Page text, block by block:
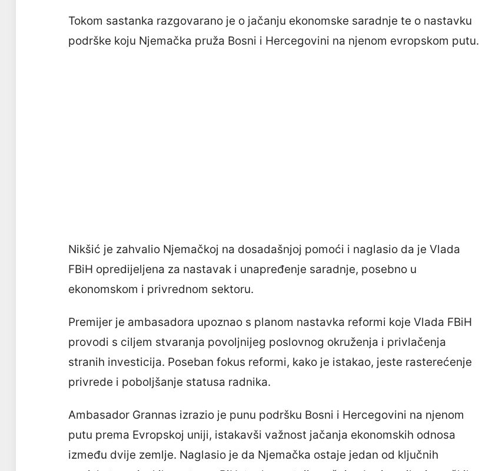
Tokom sastanka razgovarano je o jačanju ekonomske saradnje te o nastavku
podrške koju Njemačka pruža Bosni i Hercegovini na njenom evropskom putu.
Nikšić je zahvalio Njemačkoj na dosadašnjoj pomoći i naglasio da je Vlada
FBiH opredijeljena za nastavak i unapređenje saradnje, posebno u
ekonomskom i privrednom sektoru.
Premijer je ambasadora upoznao s planom nastavka reformi koje Vlada FBiH
provodi s ciljem stvaranja povoljnijeg poslovnog okruženja i privlačenja
stranih investicija. Poseban fokus reformi, kako je istakao, jeste rasterećenje
privrede i poboljšanje statusa radnika.
Ambasador Grannas izrazio je punu podršku Bosni i Hercegovini na njenom
putu prema Evropskoj uniji, istakavši važnost jačanja ekonomskih odnosa
između dvije zemlje. Naglasio je da Njemačka ostaje jedan od ključnih